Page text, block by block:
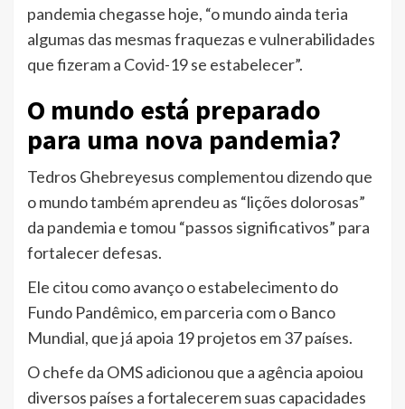
pandemia chegasse hoje, “o mundo ainda teria
algumas das mesmas fraquezas e vulnerabilidades
que fizeram a Covid-19 se estabelecer”.
O mundo está preparado
para uma nova pandemia?
Tedros Ghebreyesus complementou dizendo que
o mundo também aprendeu as “lições dolorosas”
da pandemia e tomou “passos significativos” para
fortalecer defesas.
Ele citou como avanço o estabelecimento do
Fundo Pandêmico, em parceria com o Banco
Mundial, que já apoia 19 projetos em 37 países.
O chefe da OMS adicionou que a agência apoiou
diversos países a fortalecerem suas capacidades